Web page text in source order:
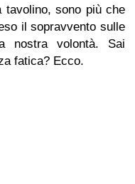
tavolino, sono più che
il sopravvento sulle
nostra volontà. Sai
fatica? Ecco.